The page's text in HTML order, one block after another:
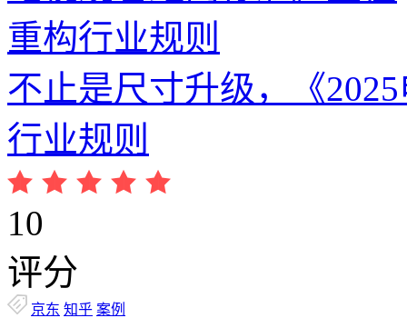
不止是尺寸升级，《
行业规则
10
评分
京东 知乎 案例